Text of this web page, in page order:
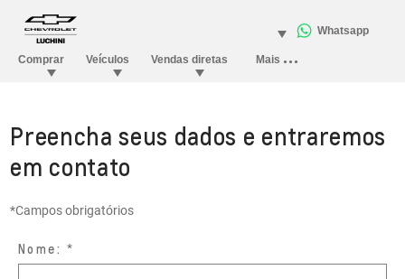
Preencha seus dados e entraremos
em contato
*Campos obrigatórios
Nome: